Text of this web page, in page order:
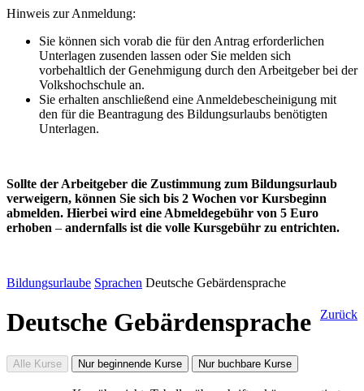
Hinweis zur Anmeldung:
Sie können sich vorab die für den Antrag erforderlichen
Unterlagen zusenden lassen oder Sie melden sich
vorbehaltlich der Genehmigung durch den Arbeitgeber bei der
Volkshochschule an.
Sie erhalten anschließend eine Anmeldebescheinigung mit
den für die Beantragung des Bildungsurlaubs benötigten
Unterlagen.
Sollte der Arbeitgeber die Zustimmung zum Bildungsurlaub
verweigern, können Sie sich bis 2 Wochen vor Kursbeginn
abmelden. Hierbei wird eine Abmeldegebühr von 5 Euro
erhoben – andernfalls ist die volle Kursgebühr zu entrichten.
Bildungsurlaube Sprachen Deutsche Gebärdensprache
Zurück
Deutsche Gebärdensprache
Alle Kurse Nur beginnende Kurse Nur buchbare Kurse